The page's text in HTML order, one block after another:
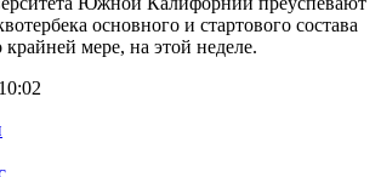
основного и стартового состава
мере, на этой неделе.